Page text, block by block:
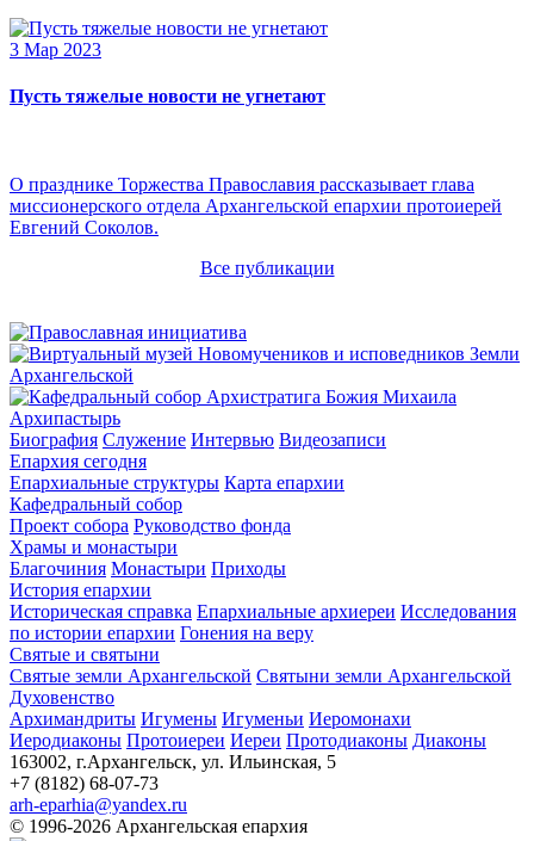
3 Мар 2023
Пусть тяжелые новости не угнетают
О празднике Торжества Православия рассказывает глава
миссионерского отдела Архангельской епархии протоиерей
Евгений Соколов.
Все публикации
Архипастырь
Биография Служение Интервью Видеозаписи
Епархия сегодня
Епархиальные структуры Карта епархии
Кафедральный собор
Проект собора Руководство фонда
Храмы и монастыри
Благочиния Монастыри Приходы
История епархии
Историческая справка Епархиальные архиереи Исследования
по истории епархии Гонения на веру
Святые и святыни
Святые земли Архангельской Святыни земли Архангельской
Духовенство
Архимандриты Игумены Игуменьи Иеромонахи
Иеродиаконы Протоиереи Иереи Протодиаконы Диаконы
163002, г.Архангельск, ул. Ильинская, 5
+7 (8182) 68-07-73
arh-eparhia@yandex.ru
© 1996-2026 Архангельская епархия